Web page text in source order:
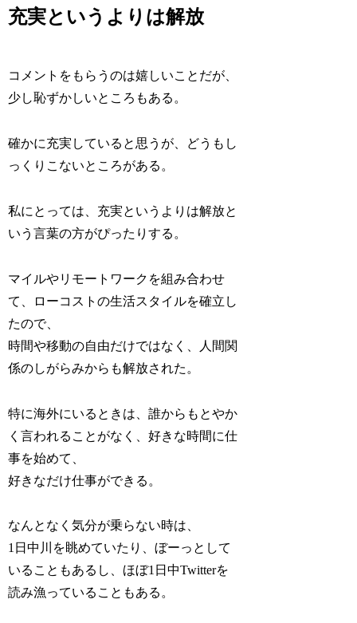
充実というよりは解放
コメントをもらうのは嬉しいことだが、
少し恥ずかしいところもある。
確かに充実していると思うが、どうもし
っくりこないところがある。
私にとっては、充実というよりは解放と
いう言葉の方がぴったりする。
マイルやリモートワークを組み合わせ
て、ローコストの生活スタイルを確立し
たので、
時間や移動の自由だけではなく、人間関
係のしがらみからも解放された。
特に海外にいるときは、誰からもとやか
く言われることがなく、好きな時間に仕
事を始めて、
好きなだけ仕事ができる。
なんとなく気分が乗らない時は、
1日中川を眺めていたり、ぼーっとして
いることもあるし、ほぼ1日中Twitterを
読み漁っていることもある。